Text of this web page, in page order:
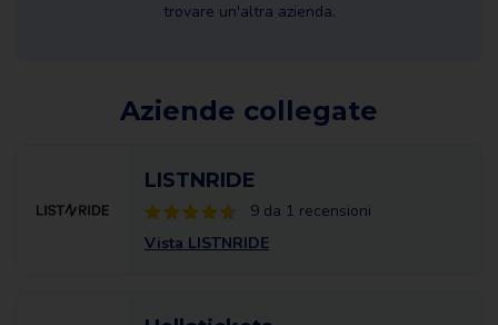
trovare un'altra azienda.
Aziende collegate
LISTNRIDE
9 da 1 recensioni
Vista LISTNRIDE